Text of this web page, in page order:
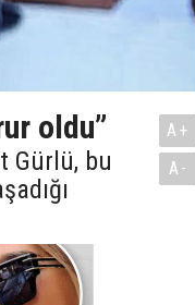
oldu”
Gürlü, bu
A+
A-